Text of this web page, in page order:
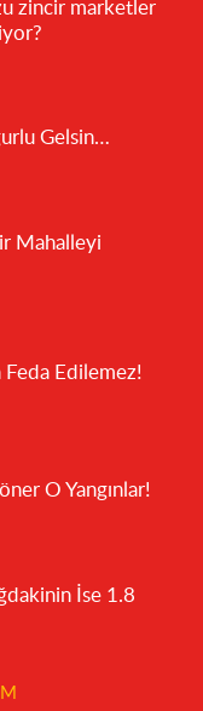
zincir marketler
OLSUN… Uğurlu Gelsin…
Mahalleyi
Feda Edilemez!
O Yangınlar!
İse 1.8